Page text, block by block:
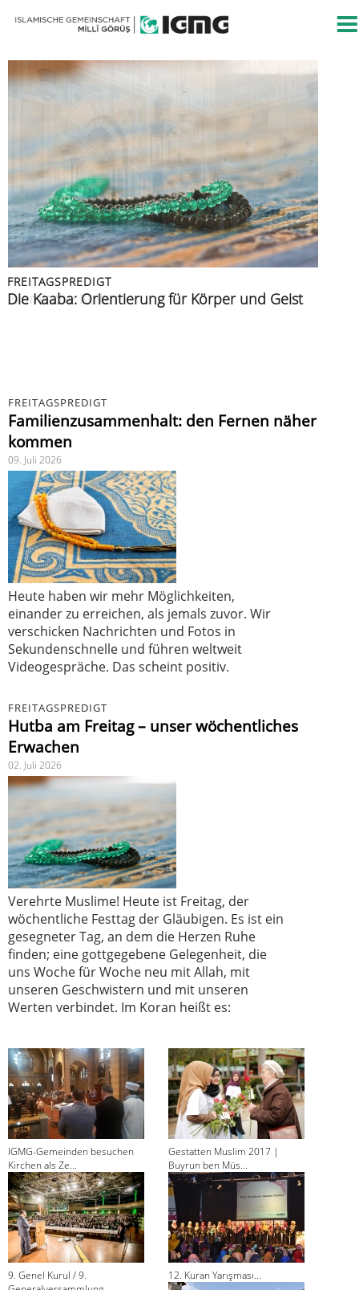
FREITAGSPREDIGT
Islamische Kultur
FREITAGSPREDIGT
Die Kaaba: Orientierung für Körper und Geist
PRESSEMITTEILUNG
Islamische Gemeinschaft verurteilt Angriff auf
FREITAGSPREDIGT
Azan: der Ruf zur Zeugenschaft
FREITAGSPREDIGT
Muslime im Urlaub
FREITAGSPREDIGT
Familienzusammenhalt: den Fernen näher
kommen
09. Juli 2026
Heute haben wir mehr Möglichkeiten,
einander zu erreichen, als jemals zuvor. Wir
verschicken Nachrichten und Fotos in
Sekundenschnelle und führen weltweit
Videogespräche. Das scheint positiv.
FREITAGSPREDIGT
Hutba am Freitag – unser wöchentliches
Erwachen
02. Juli 2026
Verehrte Muslime! Heute ist Freitag, der
wöchentliche Festtag der Gläubigen. Es ist ein
gesegneter Tag, an dem die Herzen Ruhe
finden; eine gottgegebene Gelegenheit, die
uns Woche für Woche neu mit Allah, mit
unseren Geschwistern und mit unseren
Werten verbindet. Im Koran heißt es:
IGMG-Gemeinden besuchen
Kirchen als Ze...
Gestatten Muslim 2017 |
Buyrun ben Müs...
9. Genel Kurul / 9.
12. Kuran Yarışması...